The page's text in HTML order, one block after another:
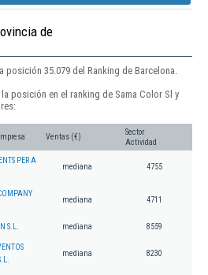
de
posición 35.079 del Ranking de Barcelona.
posición en el ranking de Sama Color Sl y
Ventas (€)
Sector
Actividad
PER A
mediana 4755
mediana 4711
S.L. mediana 8559
mediana 8230